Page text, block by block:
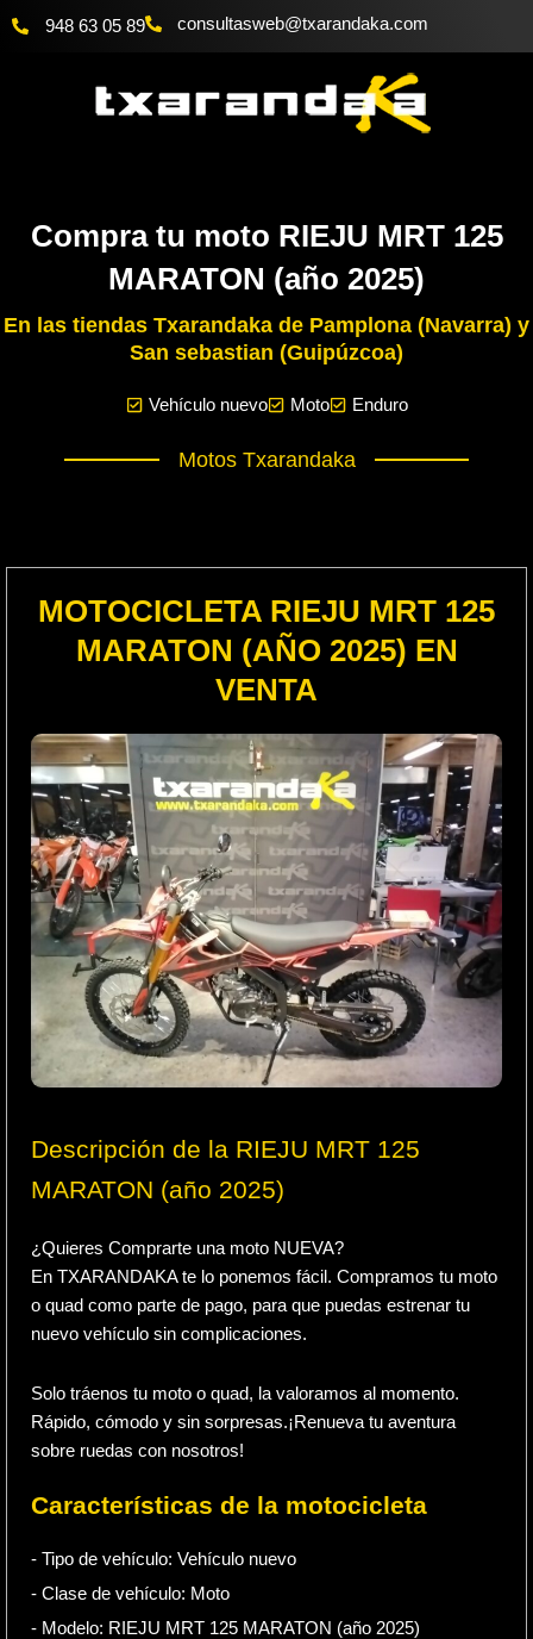
948 63 05 89 moc.akadnaraxt
@bewsatlusnoc
Compra tu moto RIEJU MRT 125
MARATON (año 2025)
En las tiendas Txarandaka de Pamplona (Navarra) y
San sebastian (Guipúzcoa)
Vehículo nuevo Moto Enduro
Motos Txarandaka
MOTOCICLETA RIEJU MRT 125
MARATON (AÑO 2025) EN
VENTA
Descripción de la RIEJU MRT 125
MARATON (año 2025)
¿Quieres Comprarte una moto NUEVA?
En TXARANDAKA te lo ponemos fácil. Compramos tu moto
o quad como parte de pago, para que puedas estrenar tu
nuevo vehículo sin complicaciones.
Solo tráenos tu moto o quad, la valoramos al momento.
Rápido, cómodo y sin sorpresas.¡Renueva tu aventura
sobre ruedas con nosotros!
Características de la motocicleta
- Tipo de vehículo: Vehículo nuevo
- Clase de vehículo: Moto
- Modelo: RIEJU MRT 125 MARATON (año 2025)